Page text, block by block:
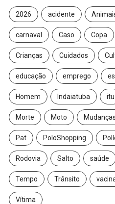
2026 acidente
carnaval Caso Copa
Crianças Cuidados
educação emprego
Homem Indaiatuba itu
Morte Moto Mudanças
Pat PoloShopping
Rodovia Salto saúde
Tempo Trânsito
Vítima